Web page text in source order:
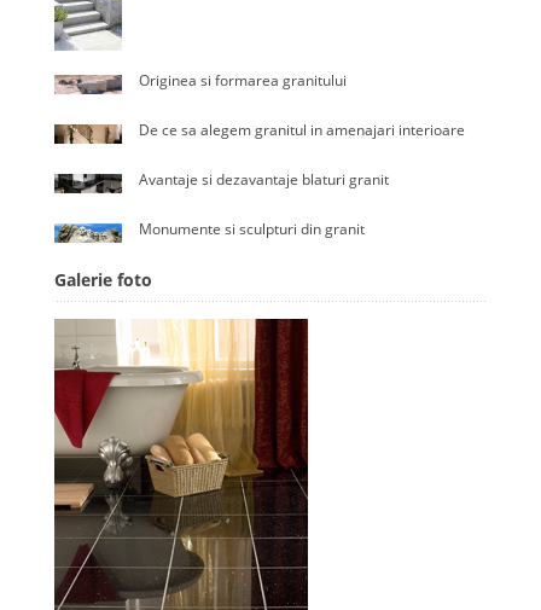
Originea si formarea granitului
De ce sa alegem granitul in amenajari interioare
Avantaje si dezavantaje blaturi granit
Monumente si sculpturi din granit
Galerie foto